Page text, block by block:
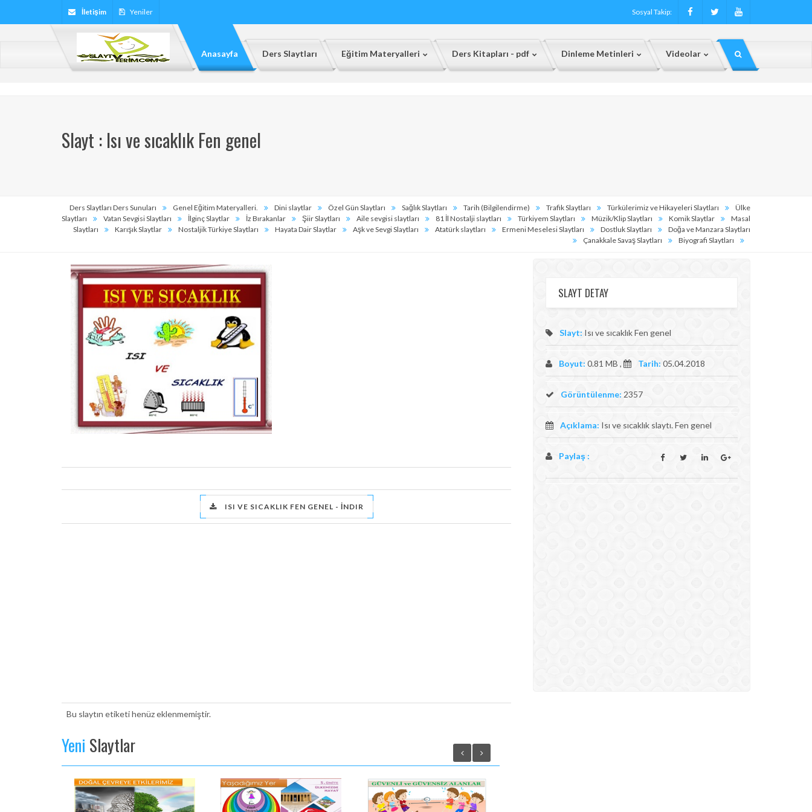
İletişim Yeniler Sosyal Takip:
Anasayfa Ders Slaytları Eğitim Materyalleri Ders Kitapları - pdf Dinleme Metinleri Videolar
Slayt : Isı ve sıcaklık Fen genel
Ders Slaytları Ders Sunuları Genel Eğitim Materyalleri. Dini slaytlar Özel Gün Slaytları Sağlık Slaytları Tarih (Bilgilendirme) Trafik Slaytları Türkülerimiz ve Hikayeleri Slaytları
Ülke
Slaytları
Vatan Sevgisi Slaytları İlginç Slaytlar İz Bırakanlar Şiir Slaytları Aile sevgisi slaytları 81 İl Nostalji slaytları Türkiyem Slaytları Müzik/Klip Slaytları Komik Slaytlar
Masal
Slaytları
Karışık Slaytlar Nostaljik Türkiye Slaytları Hayata Dair Slaytlar Aşk ve Sevgi Slaytları Atatürk slaytları Ermeni Meselesi Slaytları Dostluk Slaytları
Doğa ve Manzara Slaytları
Çanakkale Savaş Slaytları
Biyografi Slaytları
ISI VE SICAKLIK FEN GENEL - İNDIR
Bu slaytın etiketi henüz eklenmemiştir.
Yeni Slaytlar
SLAYT DETAY
Slayt: Isı ve sıcaklık Fen genel
Boyut: 0.81 MB , Tarih: 05.04.2018
Görüntülenme: 2357
Açıklama: Isı ve sıcaklık slaytı. Fen genel
Paylaş :